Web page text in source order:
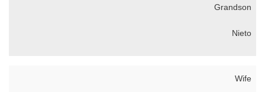
Grandson
Nieto
Wife